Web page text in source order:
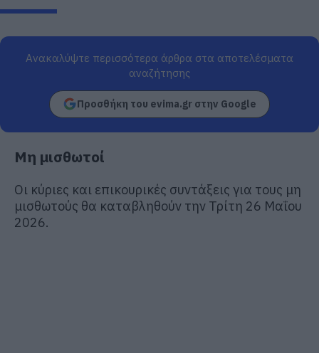
Ανακαλύψτε περισσότερα άρθρα στα αποτελέσματα
αναζήτησης
Προσθήκη του evima.gr στην Google
Μη μισθωτοί
Οι κύριες και επικουρικές συντάξεις για τους μη
μισθωτούς θα καταβληθούν την Τρίτη 26 Μαΐου
2026.